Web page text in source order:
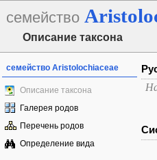
семейство
Описание таксона
семейство Aristolochiaceae
Описание таксона
Галерея родов
Перечень родов
Определение вида